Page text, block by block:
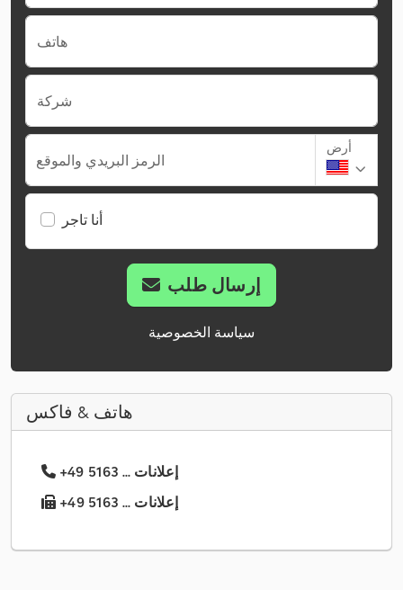
هاتف
شركة
الرمز البريدي والموقع
أرض
أنا تاجر
إرسال طلب
سياسة الخصوصية
هاتف & فاكس
+49 5163 ... إعلانات
+49 5163 ... إعلانات